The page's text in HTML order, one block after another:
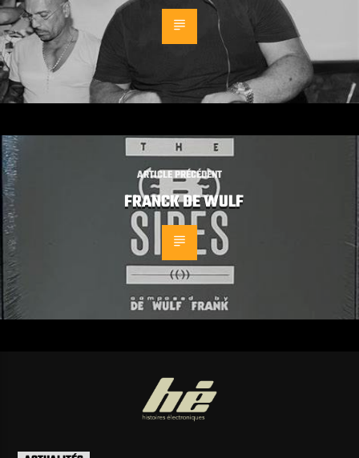
ARTICLE PRÉCÉDENT
FRANCK DE WULF